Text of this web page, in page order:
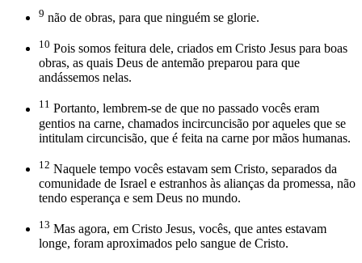
9 não de obras, para que ninguém se glorie.
10 Pois somos feitura dele, criados em Cristo Jesus para boas
obras, as quais Deus de antemão preparou para que
andássemos nelas.
11 Portanto, lembrem-se de que no passado vocês eram
gentios na carne, chamados incircuncisão por aqueles que se
intitulam circuncisão, que é feita na carne por mãos humanas.
12 Naquele tempo vocês estavam sem Cristo, separados da
comunidade de Israel e estranhos às alianças da promessa, não
tendo esperança e sem Deus no mundo.
13 Mas agora, em Cristo Jesus, vocês, que antes estavam
longe, foram aproximados pelo sangue de Cristo.